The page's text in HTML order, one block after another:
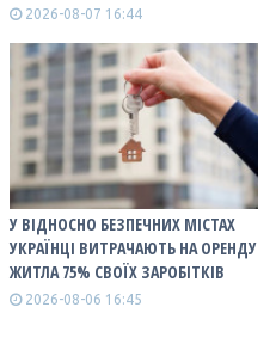
2026-08-07 16:44
У ВІДНОСНО БЕЗПЕЧНИХ МІСТАХ
УКРАЇНЦІ ВИТРАЧАЮТЬ НА ОРЕНДУ
ЖИТЛА 75% СВОЇХ ЗАРОБІТКІВ
2026-08-06 16:45